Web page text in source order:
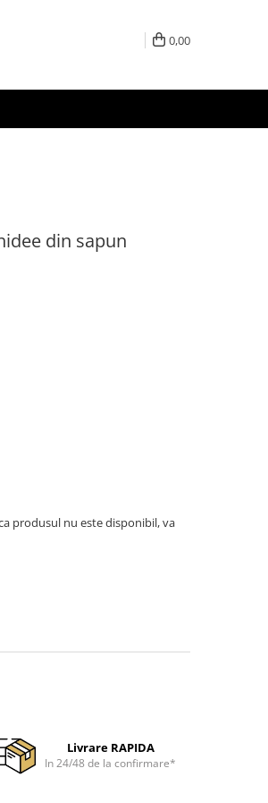
0,00
din sapun
produsul nu este disponibil, va
Livrare RAPIDA
In 24/48 de la confirmare*